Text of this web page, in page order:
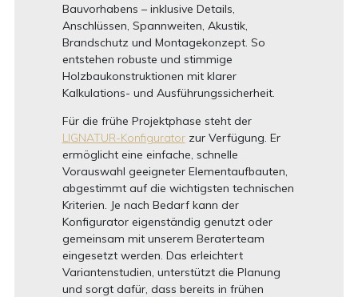
Bauvorhabens – inklusive Details,
Anschlüssen, Spannweiten, Akustik,
Brandschutz und Montagekonzept. So
entstehen robuste und stimmige
Holzbaukonstruktionen mit klarer
Kalkulations- und Ausführungssicherheit.
Für die frühe Projektphase steht der
LIGNATUR-Konfiguratorzur Verfügung. Er
ermöglicht eine einfache, schnelle
Vorauswahl geeigneter Elementaufbauten,
abgestimmt auf die wichtigsten technischen
Kriterien. Je nach Bedarf kann der
Konfigurator eigenständig genutzt oder
gemeinsam mit unserem Beraterteam
eingesetzt werden. Das erleichtert
Variantenstudien, unterstützt die Planung
und sorgt dafür, dass bereits in frühen